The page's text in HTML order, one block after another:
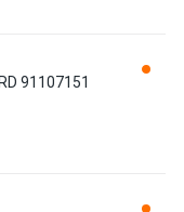
91107151